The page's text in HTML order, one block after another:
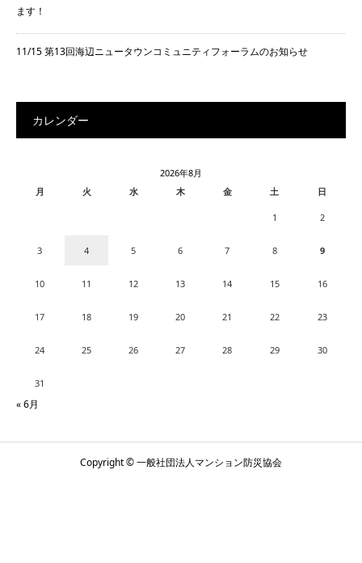
ます！
11/15 第13回海辺ニュータウンコミュニティフォーラムのお知らせ
カレンダー
2026年8月
月
火 水 木 金 土 日
1 2
3 4 5 6 7 8 9
10 11 12 13 14 15 16
17 18 19 20 21 22 23
24 25 26 27 28 29 30
31
« 6月
Copyright © 一般社団法人マンション防災協会